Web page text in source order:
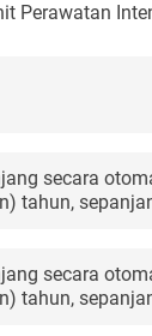
Perawatan
secara
tahun,
secara
tahun,